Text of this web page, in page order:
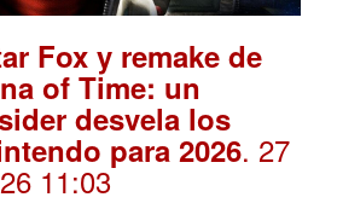
Fox y remake de
of Time: un
desvela los
para 2026. 27
11:03